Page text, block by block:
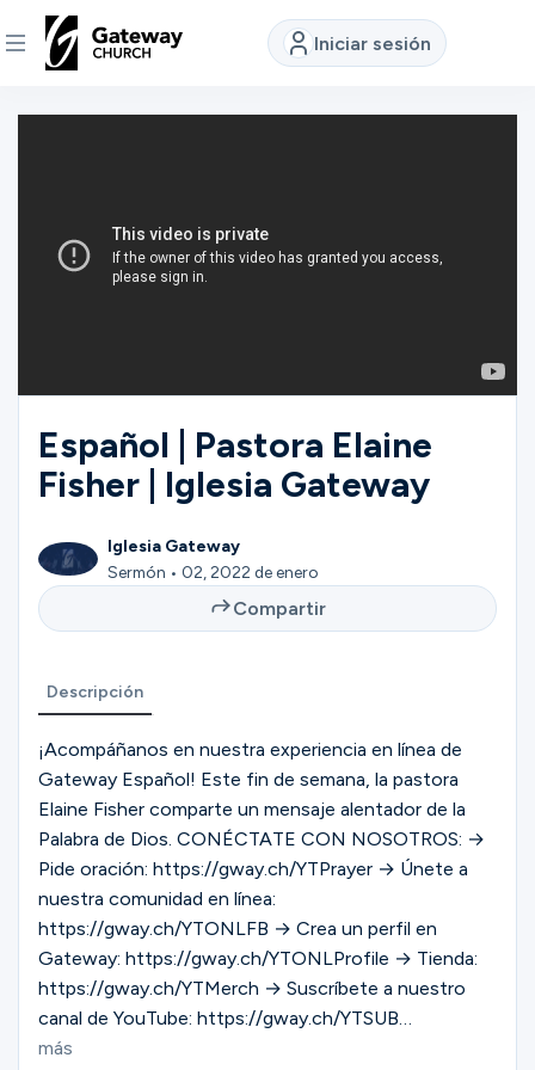
Iniciar sesión
DESCUBRE
Conectar
Ministerios
Dar
Buscar
Español
Español | Pastora Elaine
Fisher | Iglesia Gateway
Iglesia Gateway
Sermón • 02, 2022 de enero
Compartir
Descripción
¡Acompáñanos en nuestra experiencia en línea de
Gateway Español! Este fin de semana, la pastora
Elaine Fisher comparte un mensaje alentador de la
Palabra de Dios. CONÉCTATE CON NOSOTROS: →
Pide oración: https://gway.ch/YTPrayer → Únete a
nuestra comunidad en línea:
https://gway.ch/YTONLFB → Crea un perfil en
Gateway: https://gway.ch/YTONLProfile → Tienda:
https://gway.ch/YTMerch → Suscríbete a nuestro
canal de YouTube: https://gway.ch/YTSUB
SÍGUENOS: → Instagram: https://gway.ch/YTIG →
más